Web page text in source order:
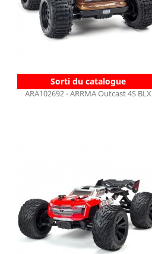
Sorti du catalogue
ARA102692 - ARRMA Outcast 4S BLX